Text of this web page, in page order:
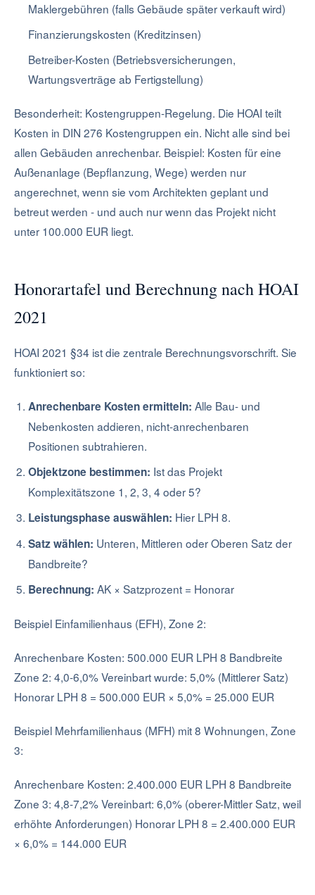
Maklergebühren (falls Gebäude später verkauft wird)
Finanzierungskosten (Kreditzinsen)
Betreiber-Kosten (Betriebsversicherungen,
Wartungsverträge ab Fertigstellung)
Besonderheit: Kostengruppen-Regelung. Die HOAI teilt
Kosten in DIN 276 Kostengruppen ein. Nicht alle sind bei
allen Gebäuden anrechenbar. Beispiel: Kosten für eine
Außenanlage (Bepflanzung, Wege) werden nur
angerechnet, wenn sie vom Architekten geplant und
betreut werden - und auch nur wenn das Projekt nicht
unter 100.000 EUR liegt.
Honorartafel und Berechnung nach HOAI
2021
HOAI 2021 §34 ist die zentrale Berechnungsvorschrift. Sie
funktioniert so:
Anrechenbare Kosten ermitteln: Alle Bau- und
Nebenkosten addieren, nicht-anrechenbaren
Positionen subtrahieren.
Objektzone bestimmen: Ist das Projekt
Komplexitätszone 1, 2, 3, 4 oder 5?
Leistungsphase auswählen: Hier LPH 8.
Satz wählen: Unteren, Mittleren oder Oberen Satz der
Bandbreite?
Berechnung: AK × Satzprozent = Honorar
Beispiel Einfamilienhaus (EFH), Zone 2:
Anrechenbare Kosten: 500.000 EUR LPH 8 Bandbreite
Zone 2: 4,0-6,0% Vereinbart wurde: 5,0% (Mittlerer Satz)
Honorar LPH 8 = 500.000 EUR × 5,0% = 25.000 EUR
Beispiel Mehrfamilienhaus (MFH) mit 8 Wohnungen, Zone
3:
Anrechenbare Kosten: 2.400.000 EUR LPH 8 Bandbreite
Zone 3: 4,8-7,2% Vereinbart: 6,0% (oberer-Mittler Satz, weil
erhöhte Anforderungen) Honorar LPH 8 = 2.400.000 EUR
× 6,0% = 144.000 EUR